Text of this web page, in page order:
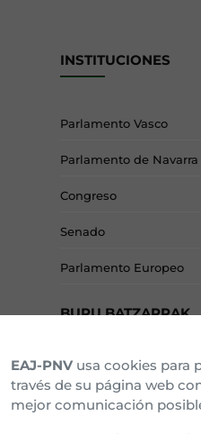
INSTITUCIONES
Parlamento Vasco
Parlamento de Navarra
Congreso
Senado
Parlamento Europeo
BURU BATZARRAK
Araba Buru Batzar
Bizkai Buru Batzar
EAJ-PNV usa cookies para
través de su página web
mejor comunicación